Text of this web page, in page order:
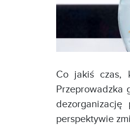
Co jakiś czas,
Przeprowadzka
perspektywie